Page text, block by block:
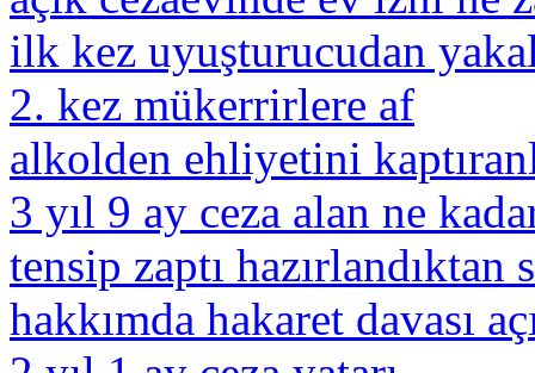
ilk kez uyuşturucudan
2. kez mükerrirlere af
alkolden ehliyetini
3 yıl 9 ay ceza alan ne
tensip zaptı
hakkımda hakaret davası